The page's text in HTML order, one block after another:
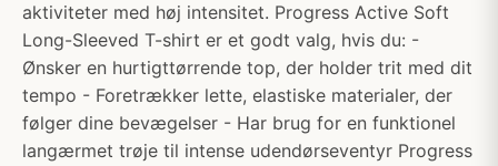
aktiviteter med høj intensitet. Progress Active Soft
Long-Sleeved T-shirt er et godt valg, hvis du: -
Ønsker en hurtigttørrende top, der holder trit med dit
tempo - Foretrækker lette, elastiske materialer, der
følger dine bevægelser - Har brug for en funktionel
langærmet trøje til intense udendørseventyr Progress